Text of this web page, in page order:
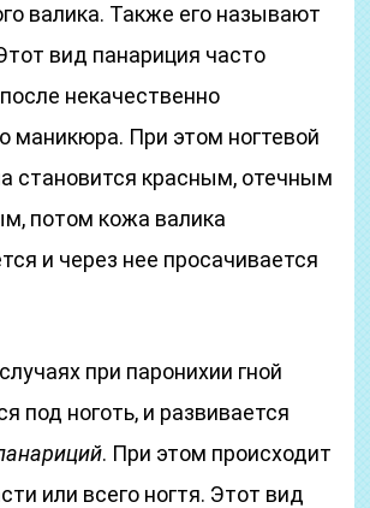
валика. Также его называют
вид панариция часто
некачественно
маникюра. При этом ногтевой
становится красным, отечным
потом кожа валика
и через нее просачивается
при паронихии гной
под ноготь, и развивается
. При этом происходит
или всего ногтя. Этот вид